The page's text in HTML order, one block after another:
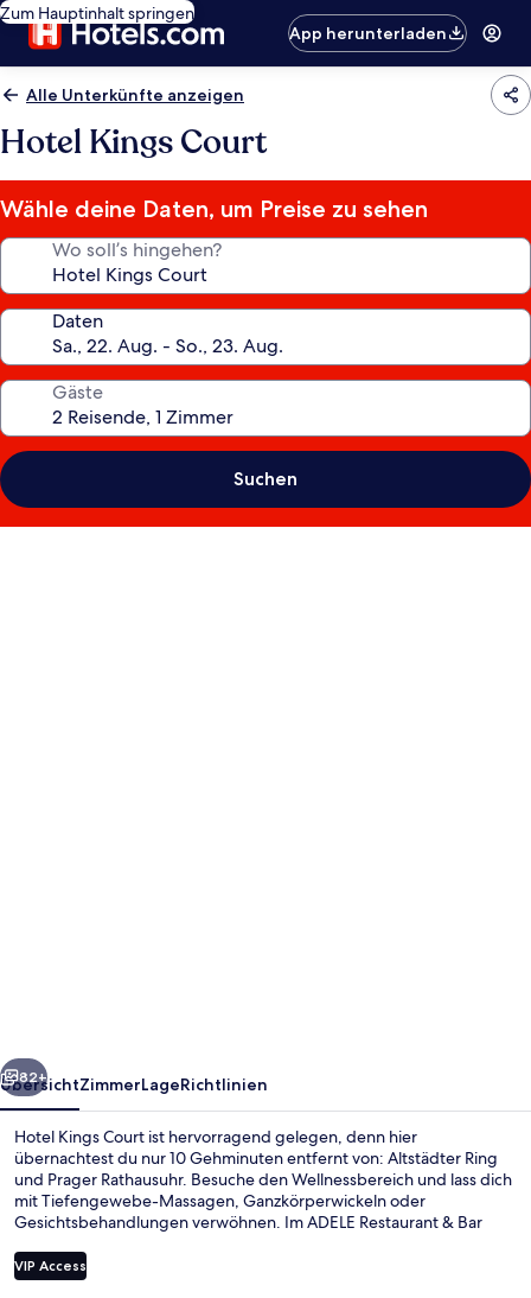
Zum Hauptinhalt springen
App herunterladen
Alle Unterkünfte anzeigen
Hotel Kings Court
Wähle deine Daten, um Preise zu sehen
Wo soll’s hingehen?
Daten
Gäste
Suchen
Weiter
82+
ÜbersichtZimmerLageRichtlinien
Hotel Kings Court ist hervorragend gelegen, denn hier
übernachtest du nur 10 Gehminuten entfernt von: Altstädter Ring
und Prager Rathausuhr. Besuche den Wellnessbereich und lass dich
mit Tiefengewebe-Massagen, Ganzkörperwickeln oder
Gesichtsbehandlungen verwöhnen. Im ADELE Restaurant & Bar
Küche serviert. Weitere Highlights wie ein Innenpool, eine
Bar/Lounge und ein Fitnessbereich (rund um die Uhr geöffnet)
VIP Access